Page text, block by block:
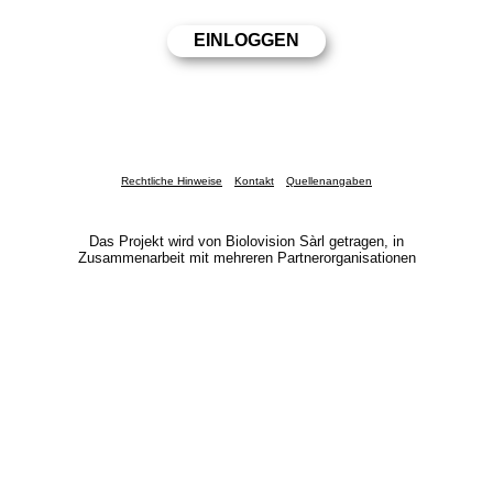
Rechtliche Hinweise Kontakt Quellenangaben
Das Projekt wird von Biolovision Sàrl getragen, in
Zusammenarbeit mit mehreren Partnerorganisationen